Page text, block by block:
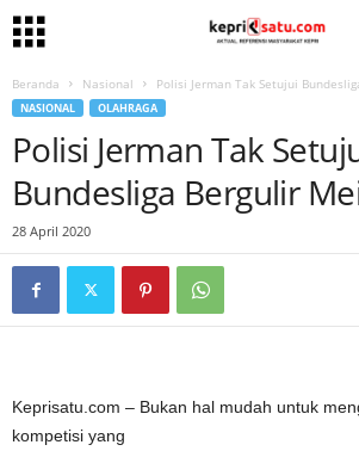
Beranda Nasional Polisi Jerman Tak Setujui
NASIONAL OLAHRAGA
Polisi Jerman Tak
Bundesliga Bergulir
28 April 2020
Keprisatu.com – Bukan hal mudah untuk
kompetisi yang